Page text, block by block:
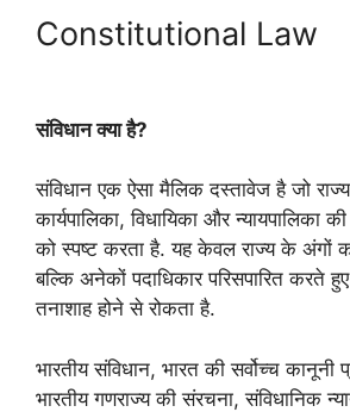
Constitutional Law
संविधान क्या है?
संविधान एक ऐसा मैलिक दस्तावेज है जो
कार्यपालिका, विधायिका और न्यायपालिका
को स्पष्ट करता है. यह केवल राज्य के अंगों
बल्कि अनेकों पदाधिकार परिसपारित करते
तनाशाह होने से रोकता है.
भारतीय संविधान, भारत की सर्वोच्च कानूनी
भारतीय गणराज्य की संरचना, संविधानिक